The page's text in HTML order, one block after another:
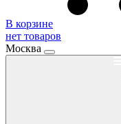
В корзине
нет товаров
Москва